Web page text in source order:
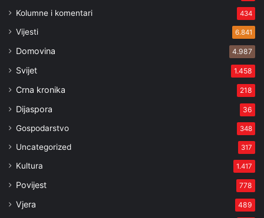
Kolumne i komentari 434
Vijesti 6.841
Domovina 4.987
Svijet 1.458
Crna kronika 218
Dijaspora 36
Gospodarstvo 348
Uncategorized 317
Kultura 1.417
Povijest 778
Vjera 489